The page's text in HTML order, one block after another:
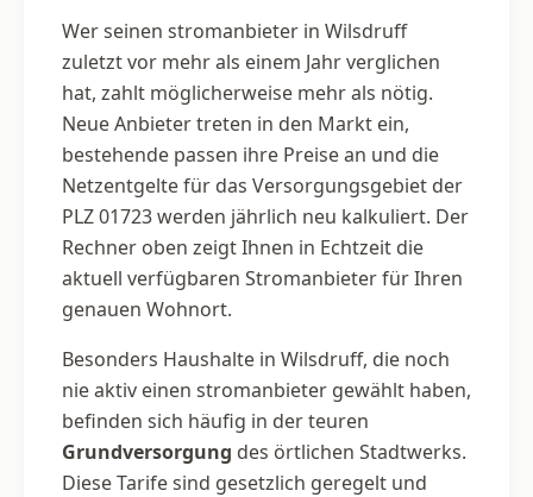
Wer seinen stromanbieter in Wilsdruff
zuletzt vor mehr als einem Jahr verglichen
hat, zahlt möglicherweise mehr als nötig.
Neue Anbieter treten in den Markt ein,
bestehende passen ihre Preise an und die
Netzentgelte für das Versorgungsgebiet der
PLZ 01723 werden jährlich neu kalkuliert. Der
Rechner oben zeigt Ihnen in Echtzeit die
aktuell verfügbaren Stromanbieter für Ihren
genauen Wohnort.
Besonders Haushalte in Wilsdruff, die noch
nie aktiv einen stromanbieter gewählt haben,
befinden sich häufig in der teuren
Grundversorgung des örtlichen Stadtwerks.
Diese Tarife sind gesetzlich geregelt und